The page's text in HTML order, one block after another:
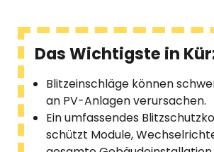
Das Wichtigste in
Blitzeinschläge können
an PV-Anlagen verursachen.
Ein umfassendes
schützt Module,